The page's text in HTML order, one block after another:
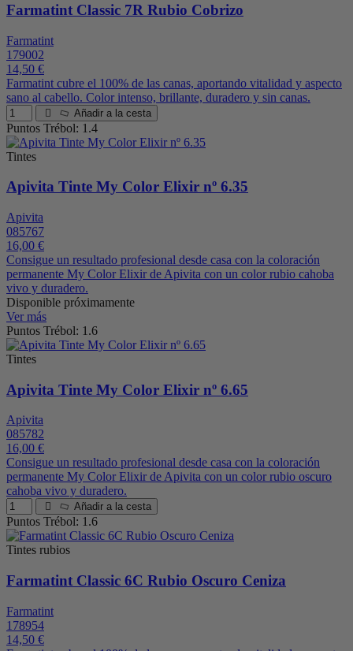
Farmatint Classic 7R Rubio Cobrizo
Farmatint
179002
14,50 €
Farmatint cubre el 100% de las canas, aportando vitalidad y aspecto
sano al cabello. Color intenso, brillante, duradero y sin canas.
Añadir a la cesta
Puntos Trébol: 1.4
Tintes
Apivita Tinte My Color Elixir nº 6.35
Apivita
085767
16,00 €
Consigue un resultado profesional desde casa con la coloración
permanente My Color Elixir de Apivita con un color rubio cahoba
vivo y duradero.
Disponible próximamente
Ver más
Puntos Trébol: 1.6
Tintes
Apivita Tinte My Color Elixir nº 6.65
Apivita
085782
16,00 €
Consigue un resultado profesional desde casa con la coloración
permanente My Color Elixir de Apivita con un color rubio oscuro
cahoba vivo y duradero.
Añadir a la cesta
Puntos Trébol: 1.6
Tintes rubios
Farmatint Classic 6C Rubio Oscuro Ceniza
Farmatint
178954
14,50 €